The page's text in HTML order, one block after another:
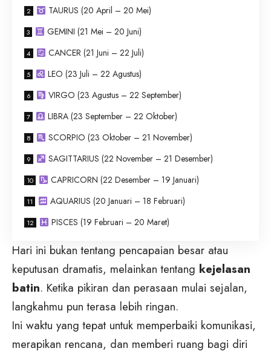
TAURUS (20 April – 20 Mei)
GEMINI (21 Mei – 20 Juni)
CANCER (21 Juni – 22 Juli)
LEO (23 Juli – 22 Agustus)
VIRGO (23 Agustus – 22 September)
LIBRA (23 September – 22 Oktober)
SCORPIO (23 Oktober – 21 November)
SAGITTARIUS (22 November – 21 Desember)
CAPRICORN (22 Desember – 19 Januari)
AQUARIUS (20 Januari – 18 Februari)
PISCES (19 Februari – 20 Maret)
Hari ini bukan tentang pencapaian besar atau
keputusan dramatis, melainkan tentang kejelasan
batin. Ketika pikiran dan perasaan mulai sejalan,
langkahmu pun terasa lebih ringan.
Ini waktu yang tepat untuk memperbaiki komunikasi,
merapikan rencana, dan memberi ruang bagi diri